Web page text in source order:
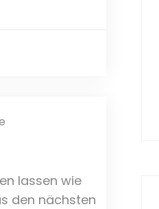
lassen wie
den nächsten